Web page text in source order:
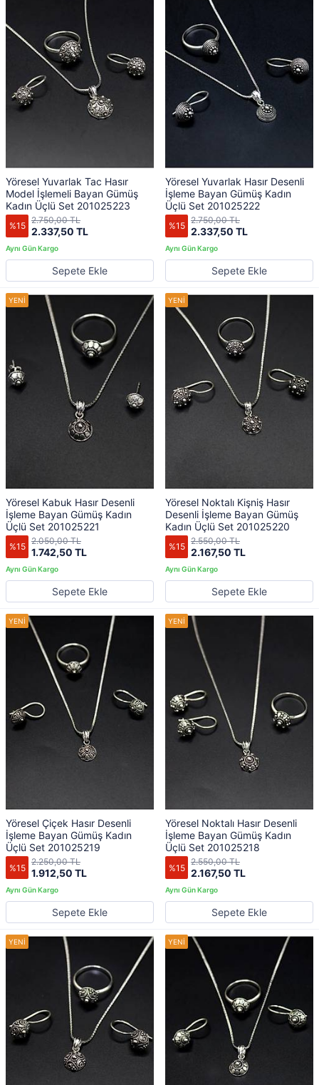
Yöresel Yuvarlak Tac Hasır
Model İşlemeli Bayan Gümüş
Kadın Üçlü Set 201025223
%15 2.337,50 TL
2.750,00 TL
Sepete Ekle
Yöresel Yuvarlak Hasır Desenli
İşleme Bayan Gümüş Kadın
Üçlü Set 201025222
%15 2.337,50 TL
2.750,00 TL
Sepete Ekle
Yöresel Kabuk Hasır Desenli
İşleme Bayan Gümüş Kadın
Üçlü Set 201025221
%15 1.742,50 TL
2.050,00 TL
Sepete Ekle
Yöresel Noktalı Kişniş Hasır
Desenli İşleme Bayan Gümüş
Kadın Üçlü Set 201025220
%15 2.167,50 TL
2.550,00 TL
Sepete Ekle
Yöresel Çiçek Hasır Desenli
İşleme Bayan Gümüş Kadın
Üçlü Set 201025219
%15 1.912,50 TL
2.250,00 TL
Sepete Ekle
Yöresel Noktalı Hasır Desenli
İşleme Bayan Gümüş Kadın
Üçlü Set 201025218
%15 2.167,50 TL
2.550,00 TL
Sepete Ekle